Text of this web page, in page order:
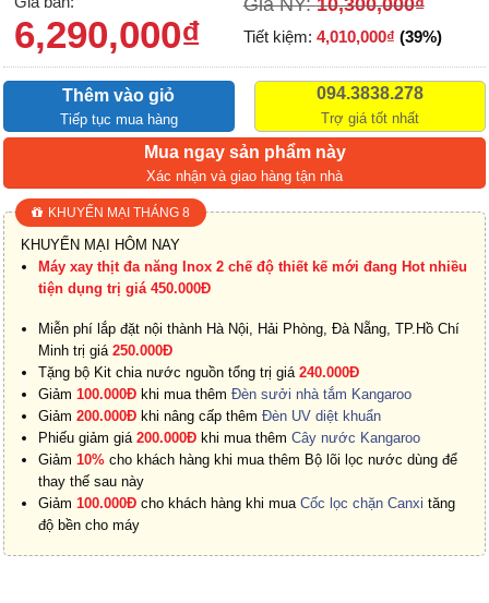
6,290,000₫
Giá NY:10,300,000₫
Tiết kiệm: 4,010,000₫ (39%)
Thêm vào giỏ
Tiếp tục mua hàng
094.3838.278
Trợ giá tốt nhất
Mua ngay sản phẩm này
Xác nhận và giao hàng tận nhà
KHUYẾN MẠI THÁNG 8
KHUYẾN MẠI HÔM NAY
Máy xay thịt đa năng Inox 2 chế độ thiết kế mới đang Hot nhiều
tiện dụng trị giá 450.000Đ
Miễn phí lắp đặt nội thành Hà Nội, Hải Phòng, Đà Nẵng, TP.Hồ Chí
Minh trị giá250.000Đ
Tặng bộ Kit chia nước nguồn tổng trị giá240.000Đ
Giảm100.000Đ khi mua thêmĐèn sưởi nhà tắm Kangaroo
Giảm200.000Đ khi nâng cấp thêmĐèn UV diệt khuẩn
Phiếu giảm giá200.000Đ khi mua thêmCây nước Kangaroo
Giảm10% cho khách hàng khi mua thêm Bộ lõi lọc nước dùng để
thay thế sau này
Giảm100.000Đ cho khách hàng khi muaCốc lọc chặn Canxi tăng
độ bền cho máy